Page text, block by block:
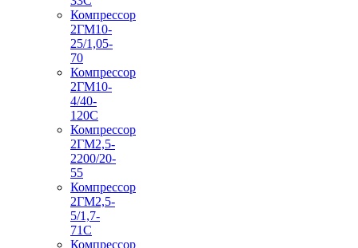
Компрессор
2ГМ10-
25/1,05-
70
Компрессор
2ГМ10-
4/40-
120С
Компрессор
2ГМ2,5-
2200/20-
55
Компрессор
2ГМ2,5-
5/1,7-
71С
Компрессор